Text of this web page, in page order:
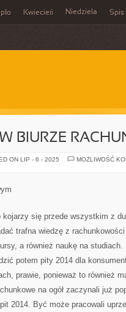
Kwiecień Niedziela Spis
BIURZE
ON LIP - 6 - 2025
MOŻLIWOŚĆ
kojarzy się przede wszystkim z
trafna wiedzę z
a również naukę na
potem pity 2014 dla
prawie, ponieważ to również
na ogół zaczynali już
2014. Być może pracowali